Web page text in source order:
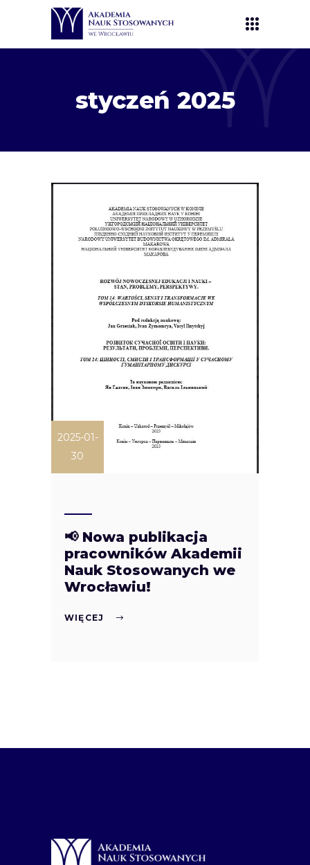
styczeń 2025
2025-01-
30
📢 Nowa publikacja
pracowników Akademii
Nauk Stosowanych we
Wrocławiu!
WIĘCEJ